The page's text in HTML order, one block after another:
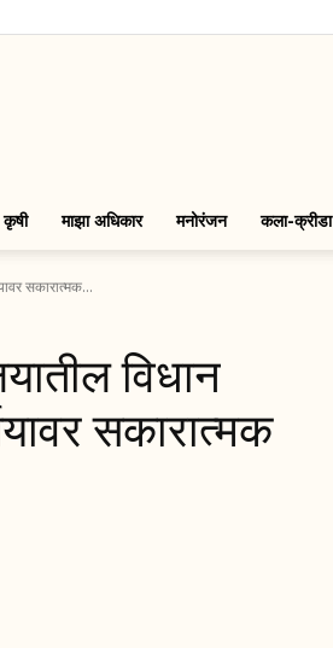
कृषी माझा अधिकार मनोरंजन कला-क्रीडा
सकारात्मक...
विधान
सकारात्मक